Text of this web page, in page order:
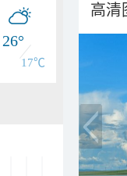
26°
17℃
高清